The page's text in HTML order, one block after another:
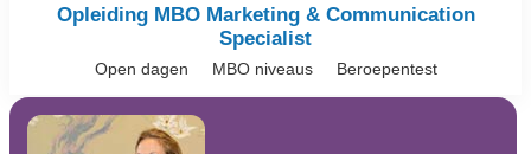
Opleiding MBO Marketing & Communication
Specialist
Open dagen MBO niveaus Beroepentest